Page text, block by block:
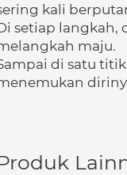
kali
setiap langkah,
maju.
di satu